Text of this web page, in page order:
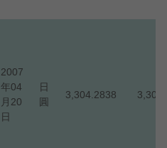
2007
年04
月20
日
日
圓
3,304.2838